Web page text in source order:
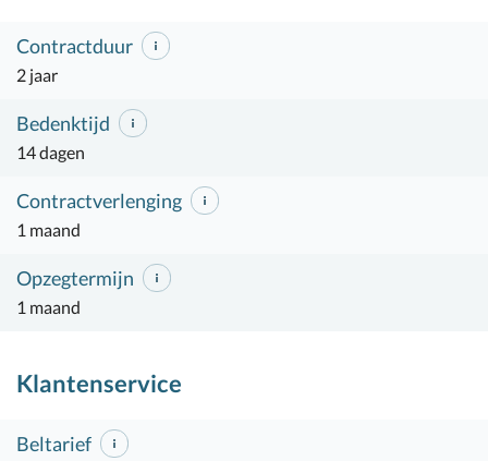
Contractduur
2 jaar
Bedenktijd
14 dagen
Contractverlenging
1 maand
Opzegtermijn
1 maand
Klantenservice
Beltarief